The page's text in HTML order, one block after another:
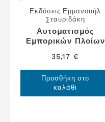
Εκδόσεις Εμμανουήλ
Σταυριδάκη
Αυτοματισμός
Εμπορικών Πλοίων
35,17€
Προσθήκη στο
καλάθι